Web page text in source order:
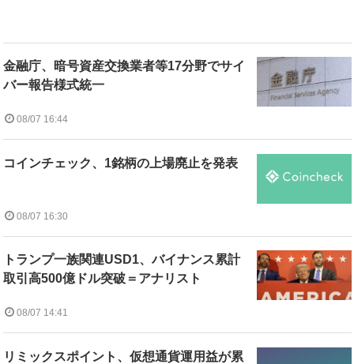
金融庁、暗号資産交換業者等17分野でサイ
バー報告様式統一
08/07 16:44
コインチェック、1銘柄の上場廃止を発表
08/07 16:30
トランプ一族関連USD1、バイナンス累計
取引高500億ドル突破＝アナリスト
08/07 14:41
リミックスポイント、仮想通貨運用益が累